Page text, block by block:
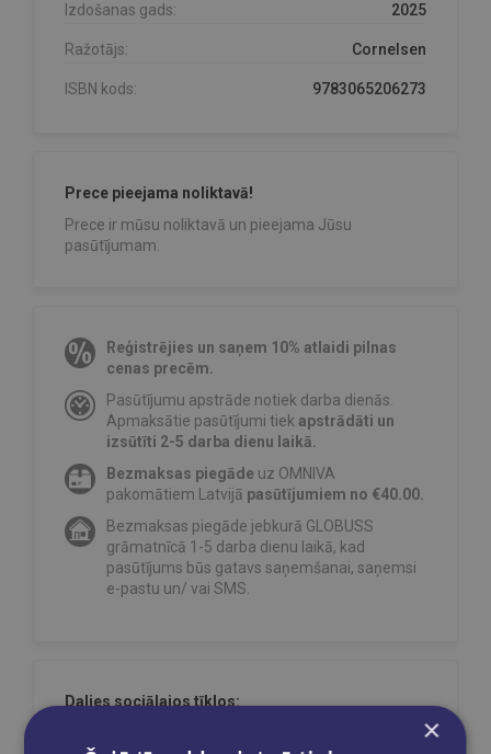
Izdošanas gads: 2025
Ražotājs: Cornelsen
ISBN kods: 9783065206273
Prece pieejama noliktavā!
Prece ir mūsu noliktavā un pieejama Jūsu
pasūtījumam.
Reģistrējies un saņem 10% atlaidi pilnas
cenas precēm.
Pasūtījumu apstrāde notiek darba dienās.
Apmaksātie pasūtījumi tiekapstrādāti un
izsūtīti 2-5 darba dienu laikā.
Bezmaksas piegāde uz OMNIVA
pakomātiem Latvijā pasūtījumiem no €40.00.
Bezmaksas piegāde jebkurā GLOBUSS
grāmatnīcā 1-5 darba dienu laikā, kad
pasūtījums būs gatavs saņemšanai, saņemsi
e-pastu un/ vai SMS.
Dalies sociālajos tīklos:
×